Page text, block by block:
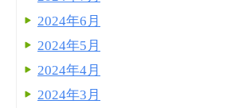
2024年6月
2024年5月
2024年4月
2024年3月